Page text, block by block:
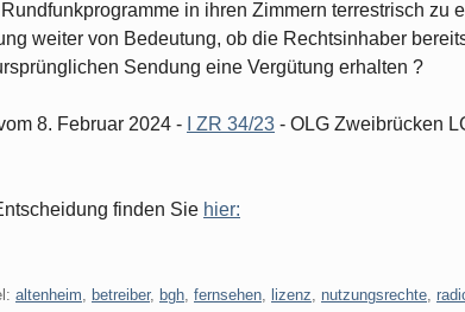
in ihren Zimmern terrestrisch zu
weiter von Bedeutung, ob die Rechtsinhaber
Sendung eine Vergütung erhalten ?
8. Februar 2024 - I ZR 34/23 - OLG Zweibrücken
finden Sie hier:
altenheim betreiber, bgh fernsehen lizenz nutzungsrechte